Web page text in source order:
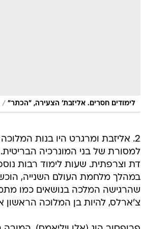
לימודים חסרים. אליזבת' הצעירה, "הכתר" /
2. אליזבת ומרגרט היו בנות
למסורת של בני המונרכיה
דת וצרפתית. שעות לימוד רבות
במהלך מלחמת העולם השנייה,
שהרגישה המלכה בנושאים כמו
צ'ארלס, להיות בן המלוכה הראשון